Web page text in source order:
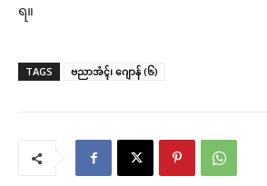
ရ။
TAGS ဗညာအံၚ်၊ ဂျောန် (၆)